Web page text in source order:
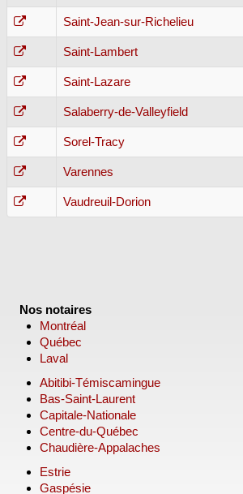
Saint-Jean-sur-Richelieu
Saint-Lambert
Saint-Lazare
Salaberry-de-Valleyfield
Sorel-Tracy
Varennes
Vaudreuil-Dorion
Nos notaires
Montréal
Québec
Laval
Abitibi-Témiscamingue
Bas-Saint-Laurent
Capitale-Nationale
Centre-du-Québec
Chaudière-Appalaches
Estrie
Gaspésie